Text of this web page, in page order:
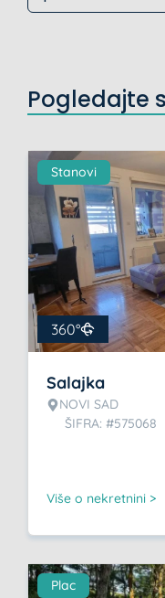
Pogledajte
Stanovi
360°
Salajka
NOVI SAD
ŠIFRA: #575068
Više o nekretnini >
Plac